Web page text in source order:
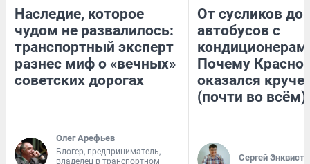
Наследие, которое
чудом не развалилось:
транспортный эксперт
разнес миф о «вечных»
советских дорогах
Олег Арефьев
Блогер, предприниматель,
владелец в транспортном
От сусликов до
автобусов с
Почему
оказался
(почти во всём)
Сергей Энквист